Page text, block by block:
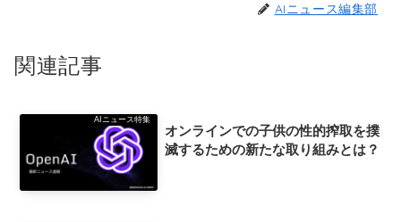
AIニュース編集部
関連記事
AIニュース特集
オンラインでの子供の性的搾取を撲
滅するための新たな取り組みとは？